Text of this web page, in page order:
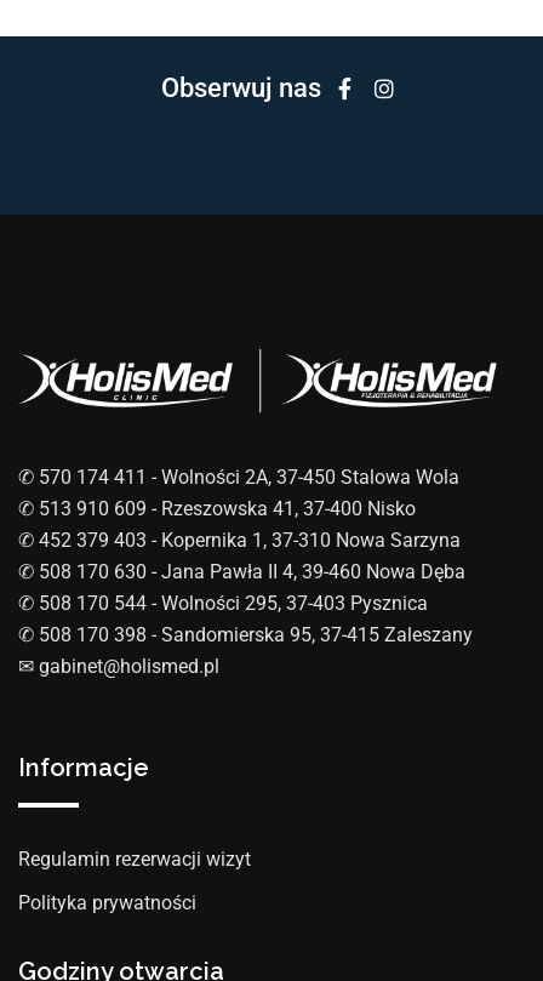
Obserwuj nas
✆ 570 174 411 - Wolności 2A, 37-450 Stalowa Wola
✆ 513 910 609 - Rzeszowska 41, 37-400 Nisko
✆ 452 379 403 - Kopernika 1, 37-310 Nowa Sarzyna
✆ 508 170 630 - Jana Pawła II 4, 39-460 Nowa Dęba
✆ 508 170 544 - Wolności 295, 37-403 Pysznica
✆ 508 170 398 - Sandomierska 95, 37-415 Zaleszany
✉︎ gabinet@holismed.pl
Informacje
Regulamin rezerwacji wizyt
Polityka prywatności
Godziny otwarcia